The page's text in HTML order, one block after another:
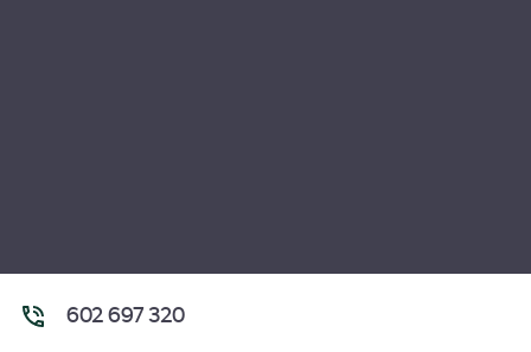
602 697 320